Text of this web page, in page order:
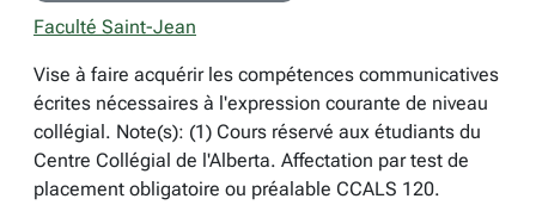
Faculté Saint-Jean
Vise à faire acquérir les compétences communicatives
écrites nécessaires à l'expression courante de niveau
collégial. Note(s): (1) Cours réservé aux étudiants du
Centre Collégial de l'Alberta. Affectation par test de
placement obligatoire ou préalable CCALS 120.